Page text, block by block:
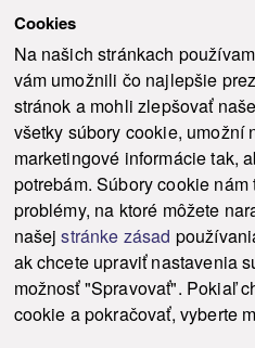
Cookies
Na našich stránkach
vám umožnili čo najlepšie
stránok a mohli zlepšovať
všetky súbory cookie, umožní
marketingové informácie tak,
potrebám. Súbory cookie
problémy, na ktoré môžete
našejstránke zásad
ak chcete upraviť nastavenia
možnosť "Spravovať". Pokiaľ
cookie a pokračovať, vyberte
© 2021-2026 ku.sk. Všetky práva
Vyhlásenie o
This site is protected by reCAPTCHA and
Service